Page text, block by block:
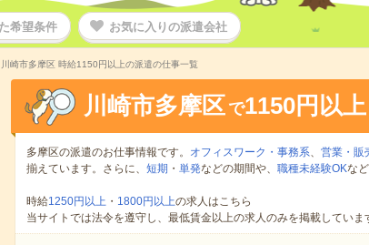
希望条件 お気に入りの派遣会社
川崎市多摩区 時給1150円以上の派遣の仕事一覧
川崎市多摩区 で1150円以上
多摩区の派遣のお仕事情報です。 オフィスワーク・事務系、 営業・販
揃えています。さらに、 短期 ・ 単発などの期間や、 職種未経験OKな
時給1250円以上・ 1800円以上の求人はこちら
当サイトでは法令を遵守し、最低賃金以上の求人のみを掲載していま